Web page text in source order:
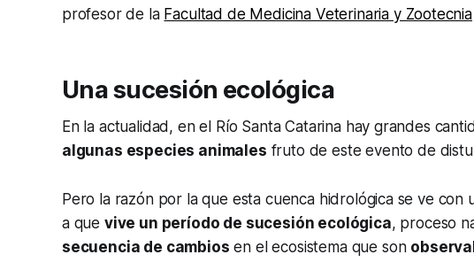
profesor de la Facultad de Medicina Veterinaria y Zootecnia
Una sucesión ecológica
En la actualidad, en el Río Santa Catarina hay grandes
algunas especies animales fruto de este evento de
Pero la razón por la que esta cuenca hidrológica se ve con
a que vive un período de sucesión ecológica, proceso
secuencia de cambios en el ecosistema que son